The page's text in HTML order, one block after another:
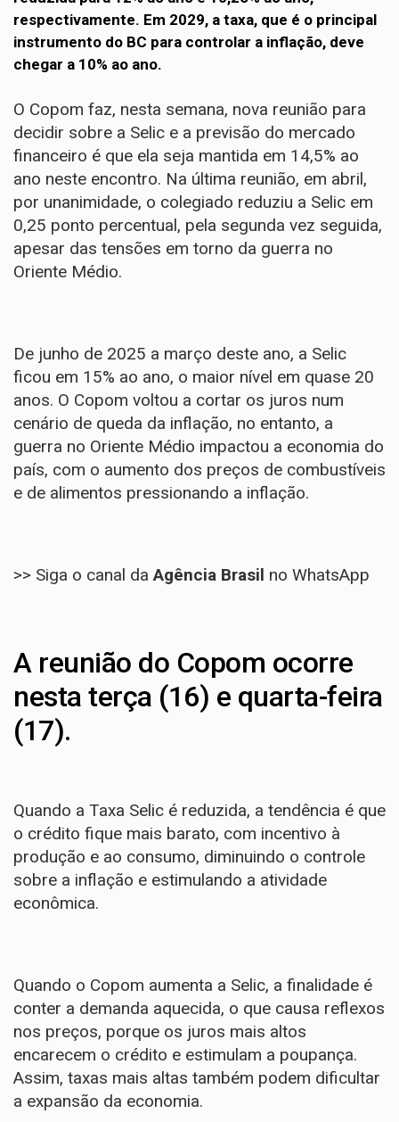
respectivamente. Em 2029, a taxa, que é o principal
instrumento do BC para controlar a inflação, deve
chegar a 10% ao ano.
O Copom faz, nesta semana, nova reunião para
decidir sobre a Selic e a previsão do mercado
financeiro é que ela seja mantida em 14,5% ao
ano neste encontro. Na última reunião, em abril,
por unanimidade, o colegiado reduziu a Selic em
0,25 ponto percentual, pela segunda vez seguida,
apesar das tensões em torno da guerra no
Oriente Médio.
De junho de 2025 a março deste ano, a Selic
ficou em 15% ao ano, o maior nível em quase 20
anos. O Copom voltou a cortar os juros num
cenário de queda da inflação, no entanto, a
guerra no Oriente Médio impactou a economia do
país, com o aumento dos preços de combustíveis
e de alimentos pressionando a inflação.
>> Siga o canal da Agência Brasil no WhatsApp
A reunião do Copom ocorre
nesta terça (16) e quarta-feira
(17).
Quando a Taxa Selic é reduzida, a tendência é que
o crédito fique mais barato, com incentivo à
produção e ao consumo, diminuindo o controle
sobre a inflação e estimulando a atividade
econômica.
Quando o Copom aumenta a Selic, a finalidade é
conter a demanda aquecida, o que causa reflexos
nos preços, porque os juros mais altos
encarecem o crédito e estimulam a poupança.
Assim, taxas mais altas também podem dificultar
a expansão da economia.